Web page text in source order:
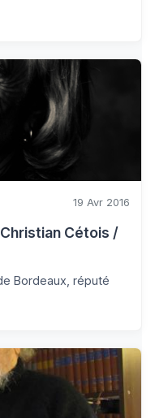
19 Avr 2016
Christian Cétois /
Bordeaux, réputé